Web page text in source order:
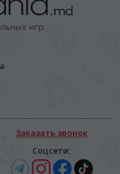
Заказать звонок
Соцсети: